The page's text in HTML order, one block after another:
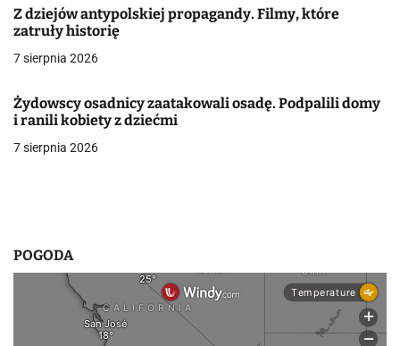
w
p
s
u
Z dziejów antypolskiej propagandy. Filmy, które
zatruły historię
7 sierpnia 2026
Żydowscy osadnicy zaatakowali osadę. Podpalili domy
i ranili kobiety z dziećmi
7 sierpnia 2026
POGODA